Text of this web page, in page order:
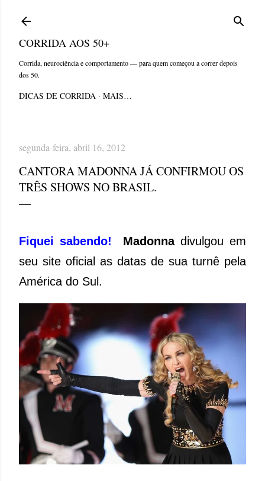
CORRIDA AOS 50+
Corrida, neurociência e comportamento — para quem começou a correr depois
dos 50.
DICAS DE CORRIDA MAIS…
segunda-feira, abril 16, 2012
CANTORA MADONNA JÁ CONFIRMOU OS
TRÊS SHOWS NO BRASIL.
Fiquei sabendo! Madonnadivulgou em
seu site oficial as datas de sua turnê pela
América do Sul.